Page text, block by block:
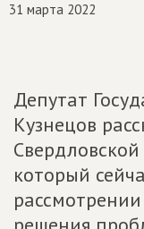
31 марта 2022
Депутат
Кузнецов
который